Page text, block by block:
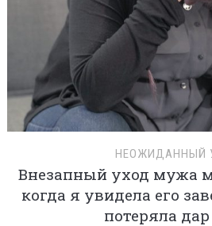
НЕОЖИДАННЫЙ
Внезапный уход мужа
когда я увидела его
потеряла